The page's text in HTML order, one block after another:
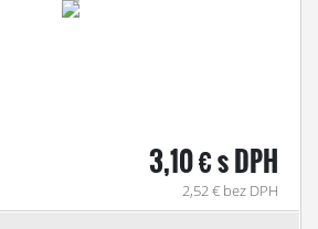
3,10 € s DPH
2,52 € bez DPH